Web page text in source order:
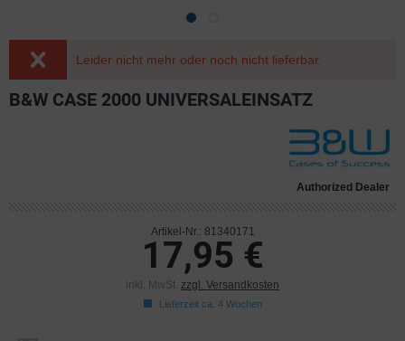
Leider nicht mehr oder noch nicht lieferbar.
B&W CASE 2000 UNIVERSALEINSATZ
Authorized Dealer
Artikel-Nr.: 81340171
17,95 €
inkl. MwSt. zzgl. Versandkosten
Lieferzeit ca. 4 Wochen